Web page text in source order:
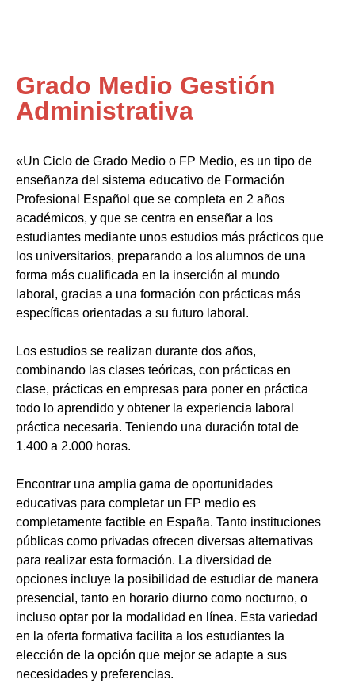
Grado Medio Gestión
Administrativa
«Un Ciclo de Grado Medio o FP Medio, es un tipo de
enseñanza del sistema educativo de Formación
Profesional Español que se completa en 2 años
académicos, y que se centra en enseñar a los
estudiantes mediante unos estudios más prácticos que
los universitarios, preparando a los alumnos de una
forma más cualificada en la inserción al mundo
laboral, gracias a una formación con prácticas más
específicas orientadas a su futuro laboral.
Los estudios se realizan durante dos años,
combinando las clases teóricas, con prácticas en
clase, prácticas en empresas para poner en práctica
todo lo aprendido y obtener la experiencia laboral
práctica necesaria. Teniendo una duración total de
1.400 a 2.000 horas.
Encontrar una amplia gama de oportunidades
educativas para completar un FP medio es
completamente factible en España. Tanto instituciones
públicas como privadas ofrecen diversas alternativas
para realizar esta formación. La diversidad de
opciones incluye la posibilidad de estudiar de manera
presencial, tanto en horario diurno como nocturno, o
incluso optar por la modalidad en línea. Esta variedad
en la oferta formativa facilita a los estudiantes la
elección de la opción que mejor se adapte a sus
necesidades y preferencias.